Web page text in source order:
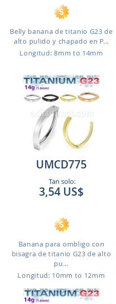
Belly banana de titanio G23 de
alto pulido y chapado en P...
Longitud: 8mm to 14mm
UMCD775
Tan solo:
3,54 US$
Banana para ombligo con
bisagra de titanio G23 de alto
pu...
Longitud: 10mm to 12mm